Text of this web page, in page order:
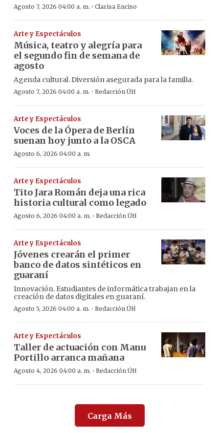
Agosto 7, 2026 04:00 a. m. · Clarisa Enciso
Arte y Espectáculos
Música, teatro y alegría para
el segundo fin de semana de
agosto
Agenda cultural. Diversión asegurada para la familia.
Agosto 7, 2026 04:00 a. m. · Redacción ÚH
Arte y Espectáculos
Voces de la Ópera de Berlín
suenan hoy junto a la OSCA
Agosto 6, 2026 04:00 a. m.
Arte y Espectáculos
Tito Jara Román deja una rica
historia cultural como legado
Agosto 6, 2026 04:00 a. m. · Redacción ÚH
Arte y Espectáculos
Jóvenes crearán el primer
banco de datos sintéticos en
guaraní
Innovación. Estudiantes de informática trabajan en la
creación de datos digitales en guaraní.
Agosto 5, 2026 04:00 a. m. · Redacción ÚH
Arte y Espectáculos
Taller de actuación con Manu
Portillo arranca mañana
Agosto 4, 2026 04:00 a. m. · Redacción ÚH
Carga Más